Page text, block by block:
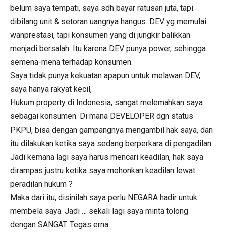
belum saya tempati, saya sdh bayar ratusan juta, tapi
dibilang unit & setoran uangnya hangus. DEV yg memulai
wanprestasi, tapi konsumen yang di jungkir balikkan
menjadi bersalah. Itu karena DEV punya power, sehingga
semena-mena terhadap konsumen.
Saya tidak punya kekuatan apapun untuk melawan DEV,
saya hanya rakyat kecil,
Hukum property di Indonesia, sangat melemahkan saya
sebagai konsumen. Di mana DEVELOPER dgn status
PKPU, bisa dengan gampangnya mengambil hak saya, dan
itu dilakukan ketika saya sedang berperkara di pengadilan.
Jadi kemana lagi saya harus mencari keadilan, hak saya
dirampas justru ketika saya mohonkan keadilan lewat
peradilan hukum ?
Maka dari itu, disinilah saya perlu NEGARA hadir untuk
membela saya. Jadi … sekali lagi saya minta tolong
dengan SANGAT. Tegas erna.